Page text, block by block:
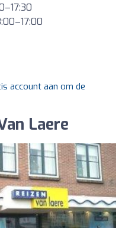
account aan om de
Laere